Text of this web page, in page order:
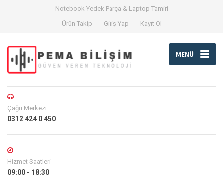
Notebook Yedek Parça & Laptop Tamiri
Ürün Takip
Giriş Yap Kayıt Ol
MENÜ
Çağrı Merkezi
0312 424 0 450
Hizmet Saatleri
09:00 - 18:30